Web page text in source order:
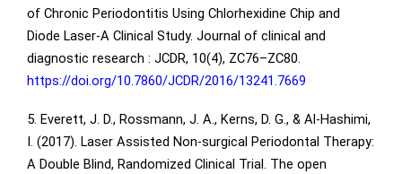
of Chronic Periodontitis Using Chlorhexidine Chip and
Diode Laser-A Clinical Study. Journal of clinical and
diagnostic research : JCDR, 10(4), ZC76–ZC80.
https://doi.org/10.7860/JCDR/2016/13241.7669
5. Everett, J. D., Rossmann, J. A., Kerns, D. G., & Al-Hashimi,
I. (2017). Laser Assisted Non-surgical Periodontal Therapy:
A Double Blind, Randomized Clinical Trial. The open